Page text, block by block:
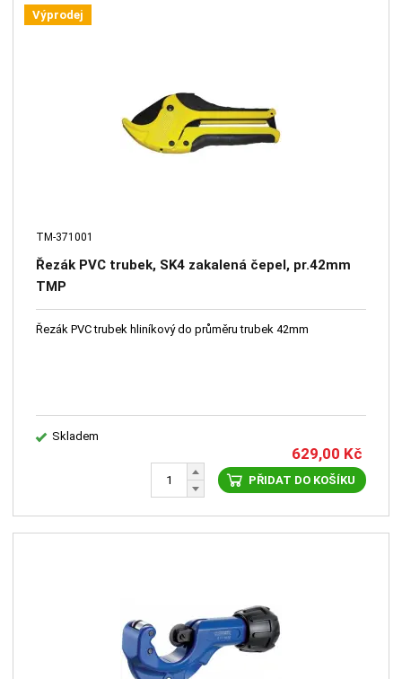
Výprodej
TM-371001
Řezák PVC trubek, SK4 zakalená čepel, pr.42mm
TMP
Řezák PVC trubek hliníkový do průměru trubek 42mm
Skladem
629,00 Kč
PŘIDAT DO KOŠÍKU